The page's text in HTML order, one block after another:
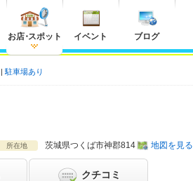
お店・スポット イベント ブログ
駐車場あり
所在地 茨城県つくば市神郡814 地図を見る
クチコミ